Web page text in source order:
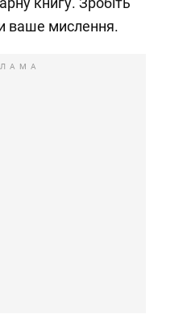
ваше мислення.